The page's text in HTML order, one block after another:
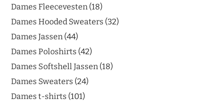
Dames Fleecevesten 18
Dames Hooded Sweaters 32
Dames Jassen 44
Dames Poloshirts 42
Dames Softshell Jassen 18
Dames Sweaters 24
Dames t-shirts 101